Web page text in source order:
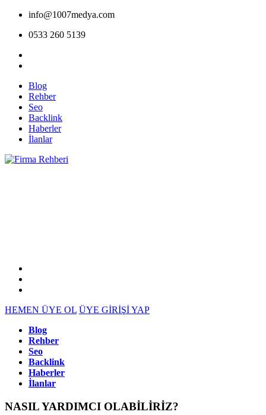
info@1007medya.com
0533 260 5139
Blog
Rehber
Seo
Backlink
Haberler
İlanlar
HEMEN ÜYE OL ÜYE GİRİŞİ YAP
Blog
Rehber
Seo
Backlink
Haberler
İlanlar
NASIL YARDIMCI OLABİLİRİZ?